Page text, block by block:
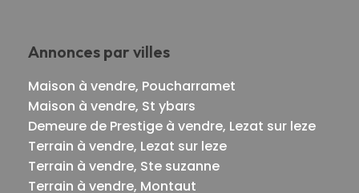
Annonces par villes
Maison à vendre, Poucharramet
Maison à vendre, St ybars
Demeure de Prestige à vendre, Lezat sur leze
Terrain à vendre, Lezat sur leze
Terrain à vendre, Ste suzanne
Terrain à vendre, Montaut